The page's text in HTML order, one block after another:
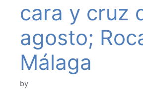
cara y cruz
agosto;
Málaga
by